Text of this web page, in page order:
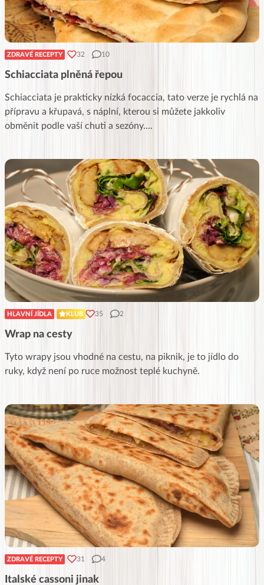
ZDRAVÉ RECEPTY 32 10
Schiacciata plněná řepou
Schiacciata je prakticky nízká focaccia, tato verze je rychlá na
přípravu a křupavá, s náplní, kterou si můžete jakkoliv
obměnit podle vaší chuti a sezóny....
HLAVNÍ JÍDLA KLUB 35 2
Wrap na cesty
Tyto wrapy jsou vhodné na cestu, na piknik, je to jídlo do
ruky, když není po ruce možnost teplé kuchyně.
ZDRAVÉ RECEPTY 31 4
Italské cassoni jinak